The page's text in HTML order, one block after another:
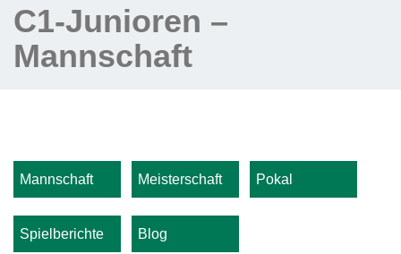
C1-Junioren –
Mannschaft
Mannschaft Meisterschaft Pokal
Spielberichte Blog